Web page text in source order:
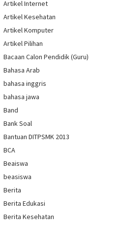
Artikel Internet
Artikel Kesehatan
Artikel Komputer
Artikel Pilihan
Bacaan Calon Pendidik (Guru)
Bahasa Arab
bahasa inggris
bahasa jawa
Band
Bank Soal
Bantuan DITPSMK 2013
BCA
Beaiswa
beasiswa
Berita
Berita Edukasi
Berita Kesehatan